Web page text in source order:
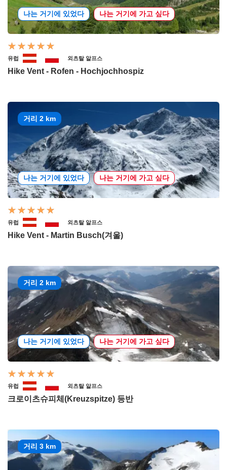
나는 거기에 있었다 나는 거기에 가고 싶다
유럽 외츠탈 알프스
Hike Vent - Rofen - Hochjochhospiz
거리 2 km
나는 거기에 있었다 나는 거기에 가고 싶다
유럽 외츠탈 알프스
Hike Vent - Martin Busch(겨울)
거리 2 km
나는 거기에 있었다 나는 거기에 가고 싶다
유럽 외츠탈 알프스
크로이츠슈피체(Kreuzspitze) 등반
거리 3 km